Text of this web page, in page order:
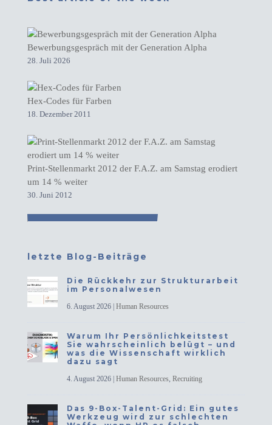
Bewerbungsgespräch mit der Generation Alpha
28. Juli 2026
Hex-Codes für Farben
18. Dezember 2011
Print-Stellenmarkt 2012 der F.A.Z. am Samstag erodiert
um 14 % weiter
30. Juni 2012
letzte Blog-Beiträge
Die Rückkehr zur Strukturarbeit
im Personalwesen
6. August 2026| Human Resources
Warum Ihr Persönlichkeitstest
Sie wahrscheinlich belügt – und
was die Wissenschaft wirklich
dazu sagt
4. August 2026| Human Resources, Recruiting
Das 9-Box-Talent-Grid: Ein gutes
Werkzeug wird zur schlechten